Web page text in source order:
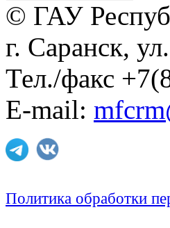
© ГАУ
г. Саранск,
Тел./факс
E-mail:
Политика обработки